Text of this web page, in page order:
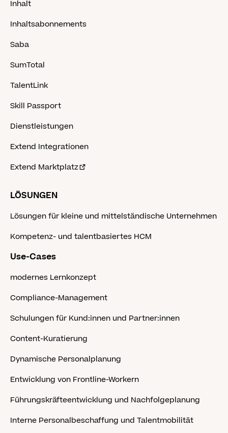
Inhalt
Inhaltsabonnements
Saba
SumTotal
TalentLink
Skill Passport
Dienstleistungen
Extend Integrationen
Extend Marktplatz
LÖSUNGEN
Lösungen für kleine und mittelständische Unternehmen
Kompetenz- und talentbasiertes HCM
Use-Cases
modernes Lernkonzept
Compliance-Management
Schulungen für Kund:innen und Partner:innen
Content-Kuratierung
Dynamische Personalplanung
Entwicklung von Frontline-Workern
Führungskräfteentwicklung und Nachfolgeplanung
Interne Personalbeschaffung und Talentmobilität